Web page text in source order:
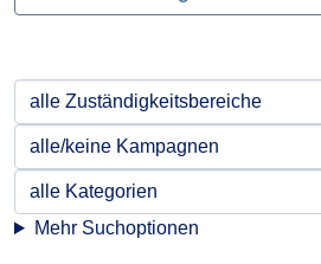
Mehr Suchoptionen